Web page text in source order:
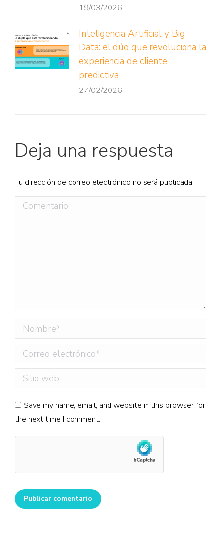
19/03/2026
Inteligencia Artificial y Big
Data: el dúo que revoluciona la
experiencia de cliente
predictiva
27/02/2026
Deja una respuesta
Tu dirección de correo electrónico no será publicada.
Comentario
Nombre *
Correo electrónico *
Sitio web
Save my name, email, and website in this browser for
the next time I comment.
Publicar comentario